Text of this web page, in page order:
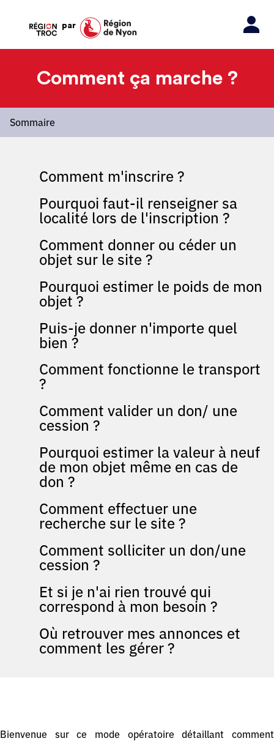
par
Comment ça marche ?
Sommaire
Comment m'inscrire ?
Pourquoi faut-il renseigner sa
localité lors de l'inscription ?
Comment donner ou céder un
objet sur le site ?
Pourquoi estimer le poids de mon
objet ?
Puis-je donner n'importe quel
bien ?
Comment fonctionne le transport
?
Comment valider un don/ une
cession ?
Pourquoi estimer la valeur à neuf
de mon objet même en cas de
don ?
Comment effectuer une
recherche sur le site ?
Comment solliciter un don/une
cession ?
Et si je n'ai rien trouvé qui
correspond à mon besoin ?
Où retrouver mes annonces et
comment les gérer ?
Bienvenue sur ce mode opératoire détaillant comment